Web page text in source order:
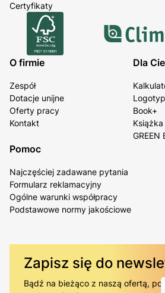
Certyfikaty
O firmie
Zespół
Dotacje unijne
Oferty pracy
Kontakt
Dla
Book+
GREEN
Pomoc
Najczęściej zadawane pytania
Formularz reklamacyjny
Ogólne warunki współpracy
Podstawowe normy jakościowe
Zapisz się do
Bądź na bieżąco z naszą ofertą,